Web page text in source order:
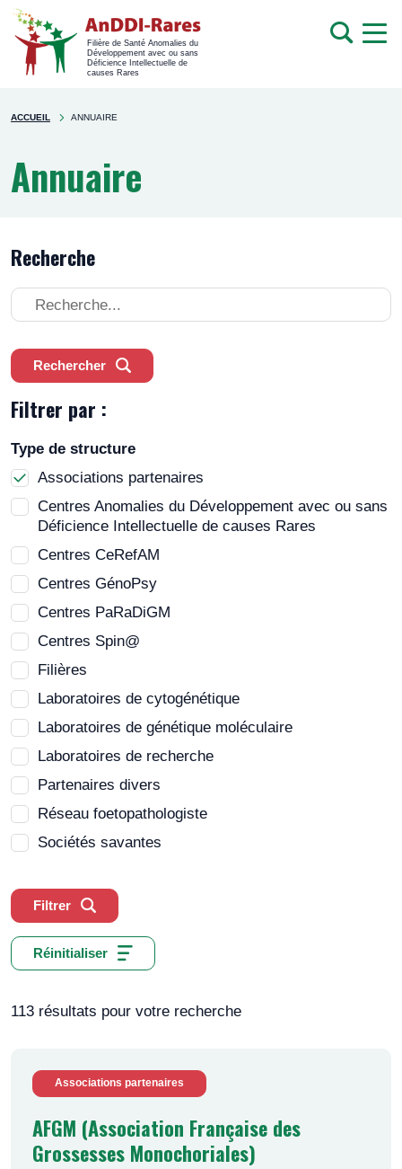
Filière de Santé Anomalies du
Développement avec ou sans
Déficience Intellectuelle de
causes Rares
Rechercher
sur
You're
ACCUEIL ANNUAIRE
Annuaire
Recherche
Recherche
Rechercher
Filtrer par :
Type de structure
Associations partenaires
Centres Anomalies du Développement avec ou sans
Déficience Intellectuelle de causes Rares
Centres CeRefAM
Centres GénoPsy
Centres PaRaDiGM
Centres Spin@
Filières
Laboratoires de cytogénétique
Laboratoires de génétique moléculaire
Laboratoires de recherche
Partenaires divers
Réseau foetopathologiste
Sociétés savantes
Filtrer
Réinitialiser
113 résultats pour votre recherche
Associations partenaires
AFGM (Association Française des
Grossesses Monochoriales)